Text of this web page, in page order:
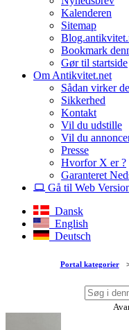
Kalenderen
Sitemap
Bookmark
Gør til startside
Om Antikvitet.net
Sådan virker
Sikkerhed
Kontakt
Vil du udstille
Vil du
Presse
Hvorfor X er ?
Garanteret
Gå til Web
Dansk
English
Deutsch
Portal kategorier